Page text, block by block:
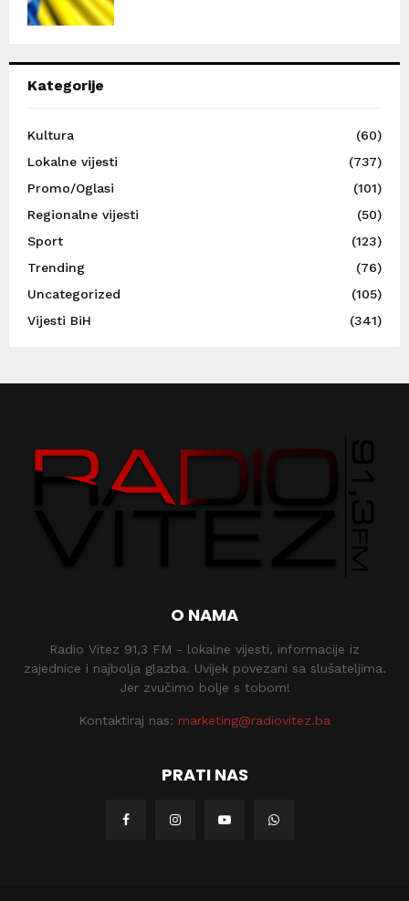
Kategorije
Kultura
(60)
Lokalne vijesti
(737)
Promo/Oglasi
(101)
Regionalne vijesti
(50)
Sport
(123)
Trending
(76)
Uncategorized
(105)
Vijesti BiH
(341)
O NAMA
Radio Vitez 91,3 FM - lokalne vijesti, informacije iz
zajednice i najbolja glazba. Uvijek povezani sa slušateljima.
Jer zvučimo bolje s tobom!
Kontaktiraj nas: marketing@radiovitez.ba
PRATI NAS